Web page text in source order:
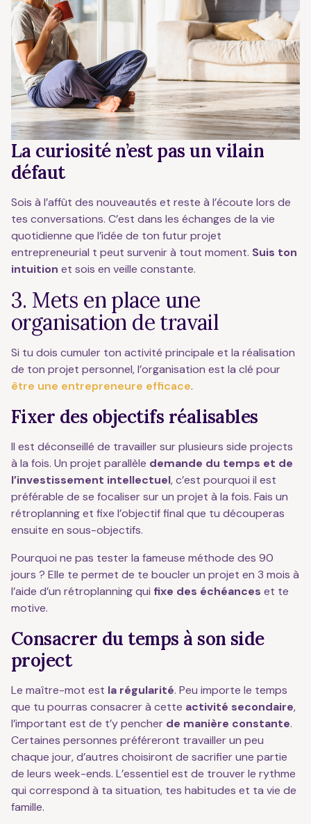
La curiosité n’est pas un vilain
défaut
Sois à l’affût des nouveautés et reste à l’écoute lors de
tes conversations. C’est dans les échanges de la vie
quotidienne que l’idée de ton futur projet
entrepreneurial t peut survenir à tout moment. Suis ton
intuition et sois en veille constante.
3. Mets en place une
organisation de travail
Si tu dois cumuler ton activité principale et la réalisation
de ton projet personnel, l’organisation est la clé pour
être une entrepreneure efficace.
Fixer des objectifs réalisables
Il est déconseillé de travailler sur plusieurs side projects
à la fois. Un projet parallèle demande du temps et de
l’investissement intellectuel, c’est pourquoi il est
préférable de se focaliser sur un projet à la fois. Fais un
rétroplanning et fixe l’objectif final que tu découperas
ensuite en sous-objectifs.
Pourquoi ne pas tester la fameuse méthode des 90
jours ? Elle te permet de te boucler un projet en 3 mois à
l’aide d’un rétroplanning qui fixe des échéances et te
motive.
Consacrer du temps à son side
project
Le maître-mot est la régularité. Peu importe le temps
que tu pourras consacrer à cette activité secondaire,
l’important est de t’y pencher de manière constante.
Certaines personnes préféreront travailler un peu
chaque jour, d’autres choisiront de sacrifier une partie
de leurs week-ends. L’essentiel est de trouver le rythme
qui correspond à ta situation, tes habitudes et ta vie de
famille.